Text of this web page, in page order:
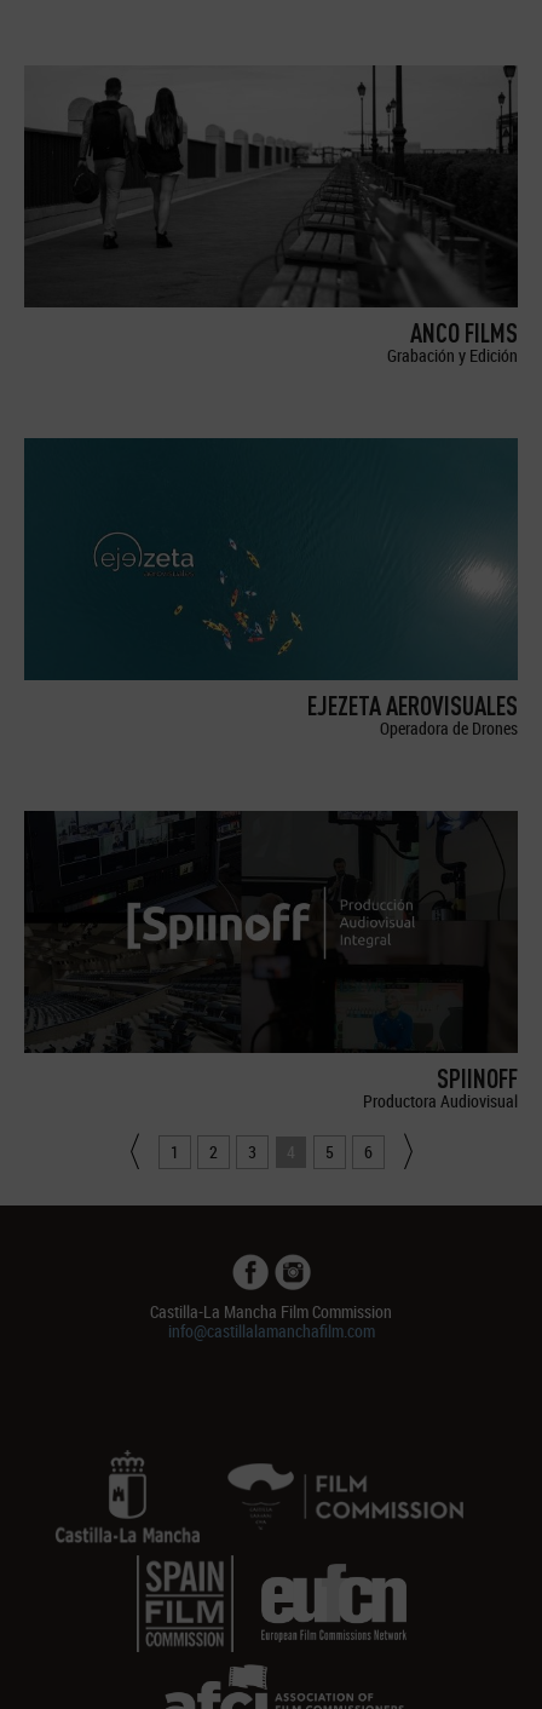
ANCO FILMS
Grabación y Edición
EJEZETA AEROVISUALES
Operadora de Drones
SPIINOFF
Productora Audiovisual
1 2 3 4 5 6
Castilla-La Mancha Film Commission
info@castillalamanchafilm.com